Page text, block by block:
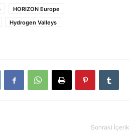
HORIZON Europe
Hydrogen Valleys
Sonraki İçerik